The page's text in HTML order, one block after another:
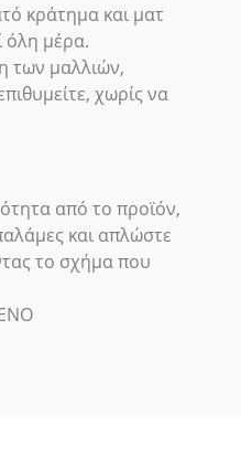
κράτημα και ματ
όλη μέρα.
των μαλλιών,
χωρίς να
από το προϊόν,
και απλώστε
το σχήμα που